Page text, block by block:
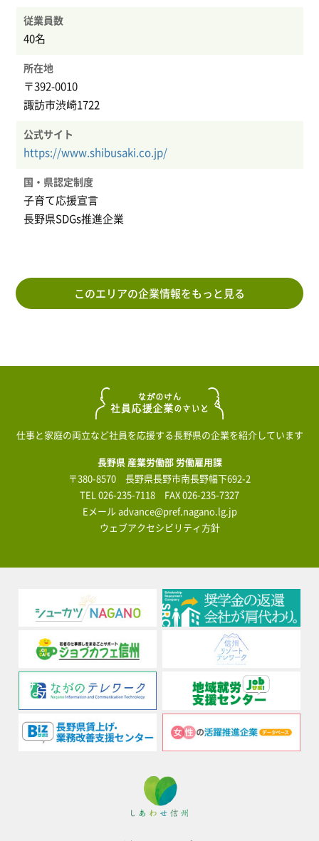
従業員数
40名
所在地
〒392-0010
諏訪市渋崎1722
公式サイト
https://www.shibusaki.co.jp/
国・県認定制度
子育て応援宣言
長野県SDGs推進企業
このエリアの企業情報をもっと見る
仕事と家庭の両立など社員を応援する長野県の企業を紹介しています
長野県 産業労働部 労働雇用課
〒380-8570 長野県長野市南長野幅下692-2
TEL026-235-7118 FAX 026-235-7327
Eメールadvance@pref.nagano.lg.jp
ウェブアクセシビリティ方針